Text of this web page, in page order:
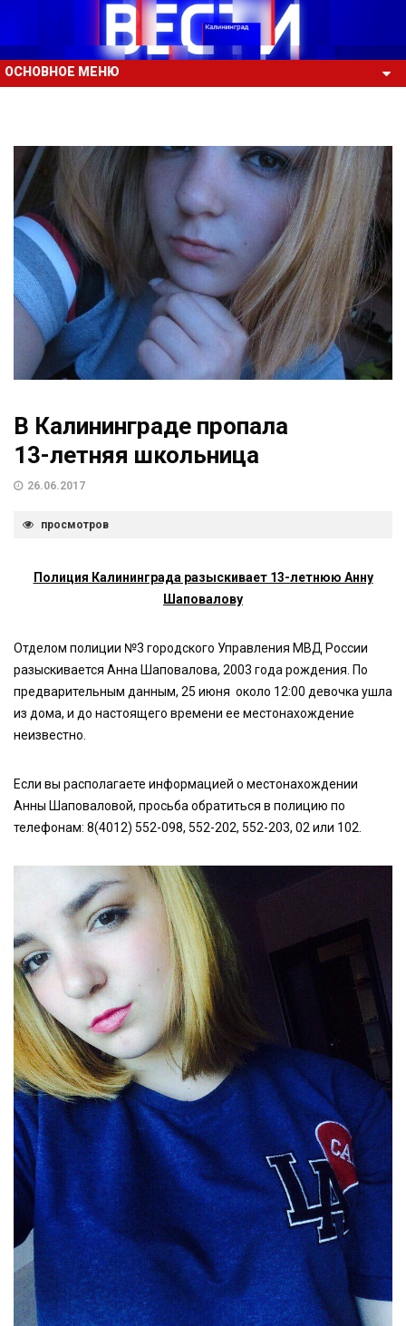
ОСНОВНОЕ МЕНЮ
В Калининграде пропала
13-летняя школьница
26.06.2017
просмотров
Полиция Калининграда разыскивает 13-летнюю Анну
Шаповалову
Отделом полиции №3 городского Управления МВД России
разыскивается Анна Шаповалова, 2003 года рождения. По
предварительным данным, 25 июня около 12:00 девочка ушла
из дома, и до настоящего времени ее местонахождение
неизвестно.
Если вы располагаете информацией о местонахождении
Анны Шаповаловой, просьба обратиться в полицию по
телефонам: 8(4012) 552-098, 552-202, 552-203, 02 или 102.